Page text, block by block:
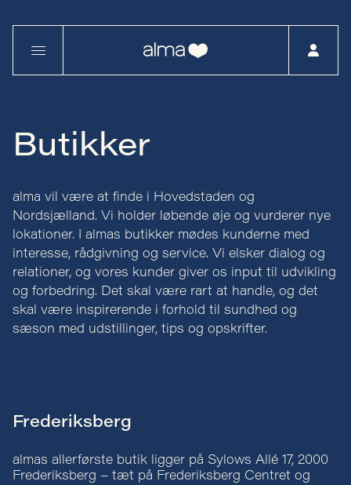
Butikker
alma vil være at finde i Hovedstaden og
Nordsjælland. Vi holder løbende øje og vurderer nye
lokationer. I almas butikker mødes kunderne med
interesse, rådgivning og service. Vi elsker dialog og
relationer, og vores kunder giver os input til udvikling
og forbedring. Det skal være rart at handle, og det
skal være inspirerende i forhold til sundhed og
sæson med udstillinger, tips og opskrifter.
Frederiksberg
almas allerførste butik ligger på Sylows Allé 17, 2000
Frederiksberg – tæt på Frederiksberg Centret og